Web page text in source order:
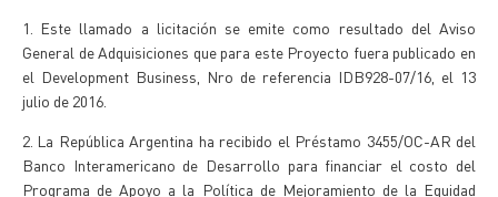
1.
Este llamado a licitación se emite como resultado del Aviso
General de Adquisiciones que para este Proyecto fuera publicado en
el Development Business, Nro de referencia IDB928-07/16, el 13
julio de 2016.
2. La República Argentina ha recibido el Préstamo 3455/OC-AR del
Banco Interamericano de Desarrollo para financiar el costo del
Programa de Apoyo a la Política de Mejoramiento de la Equidad